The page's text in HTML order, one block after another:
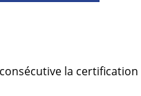
la certification